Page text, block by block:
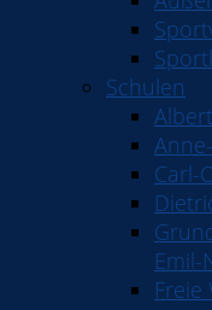
Schulen
Carl-
Emil-
Freie